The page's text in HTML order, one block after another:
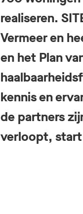
realiseren.
Vermeer en
en het Plan
kennis en
de partners
verloopt, start